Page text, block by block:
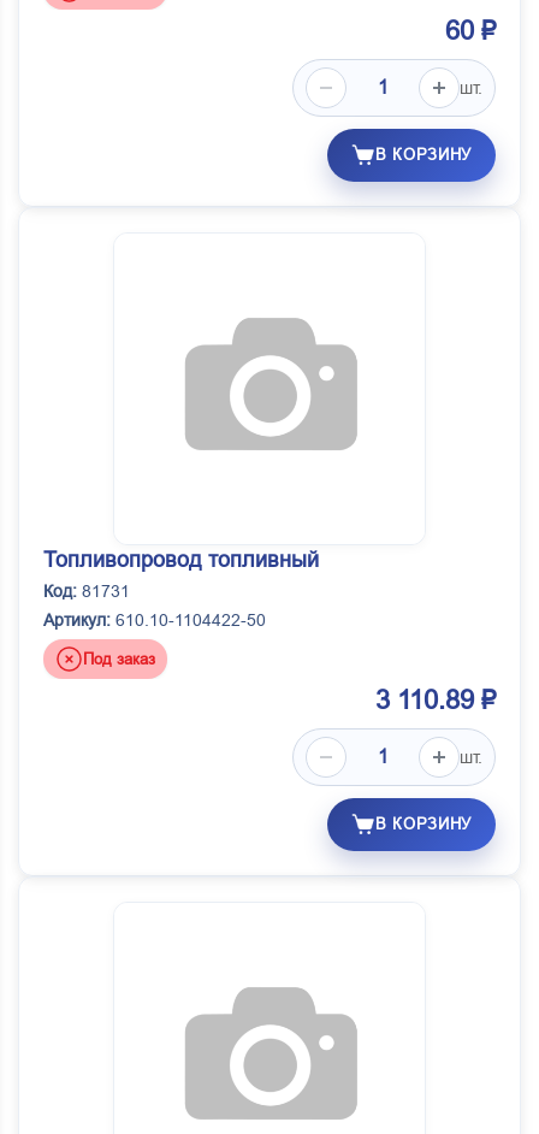
60 ₽
шт.
В КОРЗИНУ
Топливопровод топливный
Код: 81731
Артикул: 610.10-1104422-50
Под заказ
3 110.89 ₽
шт.
В КОРЗИНУ